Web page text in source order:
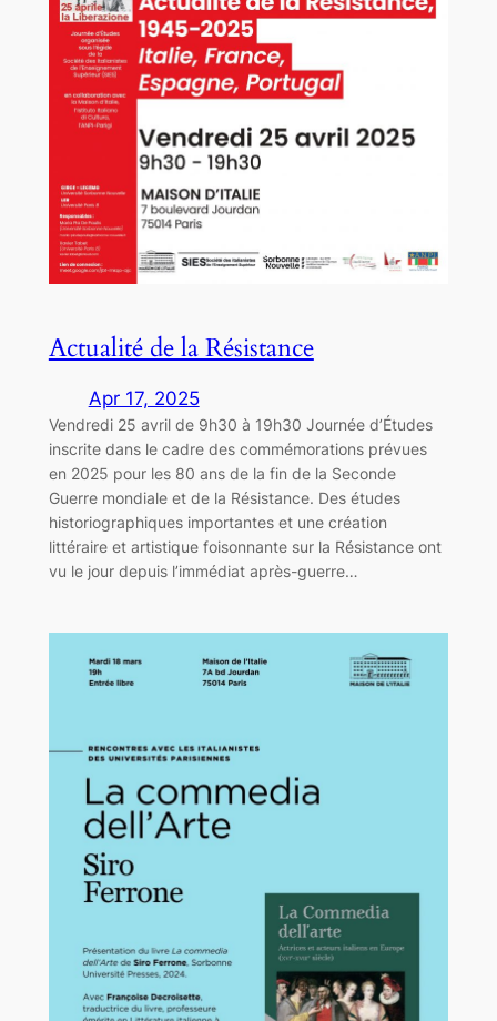
Actualité de la Résistance
Apr 17, 2025
Vendredi 25 avril de 9h30 à 19h30 Journée d’Études
inscrite dans le cadre des commémorations prévues
en 2025 pour les 80 ans de la fin de la Seconde
Guerre mondiale et de la Résistance. Des études
historiographiques importantes et une création
littéraire et artistique foisonnante sur la Résistance ont
vu le jour depuis l’immédiat après-guerre…